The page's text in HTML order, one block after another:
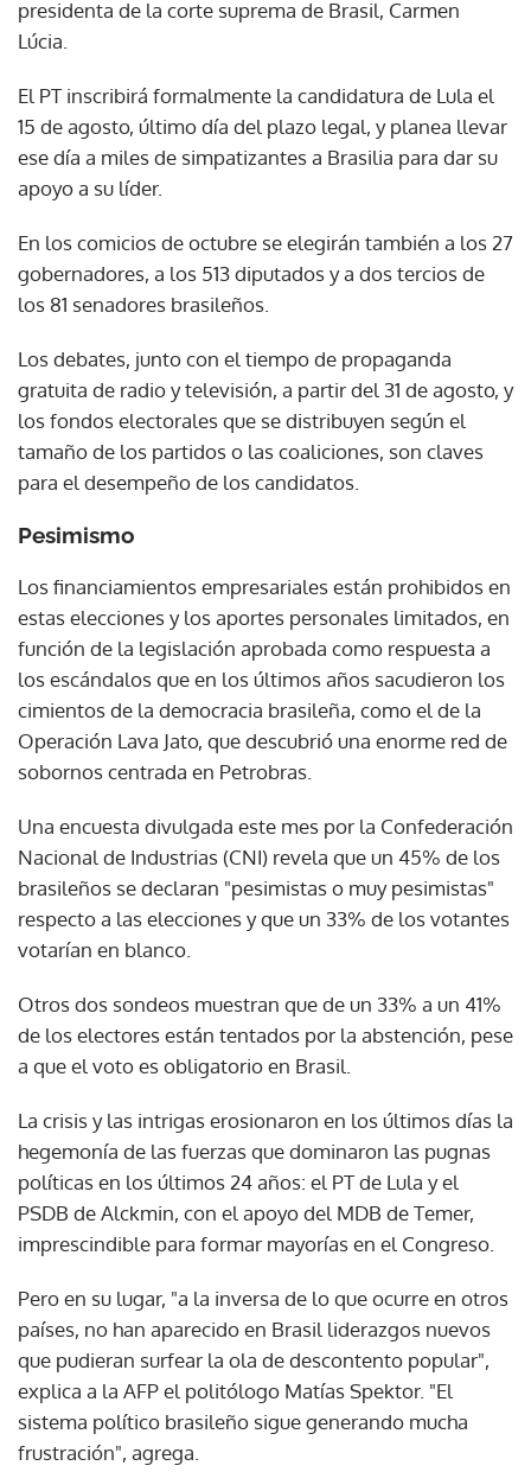
presidenta de la corte suprema de Brasil, Carmen
Lúcia.
El PT inscribirá formalmente la candidatura de Lula el
15 de agosto, último día del plazo legal, y planea llevar
ese día a miles de simpatizantes a Brasilia para dar su
apoyo a su líder.
En los comicios de octubre se elegirán también a los 27
gobernadores, a los 513 diputados y a dos tercios de
los 81 senadores brasileños.
Los debates, junto con el tiempo de propaganda
gratuita de radio y televisión, a partir del 31 de agosto, y
los fondos electorales que se distribuyen según el
tamaño de los partidos o las coaliciones, son claves
para el desempeño de los candidatos.
Pesimismo
Los financiamientos empresariales están prohibidos en
estas elecciones y los aportes personales limitados, en
función de la legislación aprobada como respuesta a
los escándalos que en los últimos años sacudieron los
cimientos de la democracia brasileña, como el de la
Operación Lava Jato, que descubrió una enorme red de
sobornos centrada en Petrobras.
Una encuesta divulgada este mes por la Confederación
Nacional de Industrias (CNI) revela que un 45% de los
brasileños se declaran "pesimistas o muy pesimistas"
respecto a las elecciones y que un 33% de los votantes
votarían en blanco.
Otros dos sondeos muestran que de un 33% a un 41%
de los electores están tentados por la abstención, pese
a que el voto es obligatorio en Brasil.
La crisis y las intrigas erosionaron en los últimos días la
hegemonía de las fuerzas que dominaron las pugnas
políticas en los últimos 24 años: el PT de Lula y el
PSDB de Alckmin, con el apoyo del MDB de Temer,
imprescindible para formar mayorías en el Congreso.
Pero en su lugar, "a la inversa de lo que ocurre en otros
países, no han aparecido en Brasil liderazgos nuevos
que pudieran surfear la ola de descontento popular",
explica a la AFP el politólogo Matías Spektor. "El
sistema político brasileño sigue generando mucha
frustración", agrega.